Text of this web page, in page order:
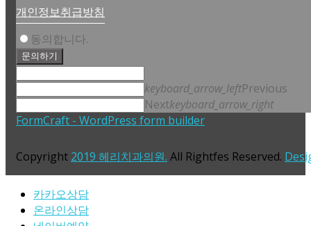
개인정보취급방침
동의합니다.
문의하기
keyboard_arrow_leftPrevious
Nextkeyboard_arrow_right
FormCraft - WordPress form builder
Copyright 2019 헤리치과의원. All Rightfes Reserved.
카카오상담
온라인상담